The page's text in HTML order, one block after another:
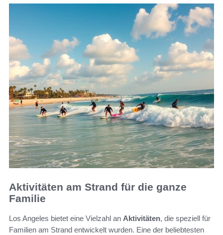
Aktivitäten am Strand für die ganze
Familie
Los Angeles bietet eine Vielzahl an Aktivitäten, die speziell für
Familien am Strand entwickelt wurden. Eine der beliebtesten